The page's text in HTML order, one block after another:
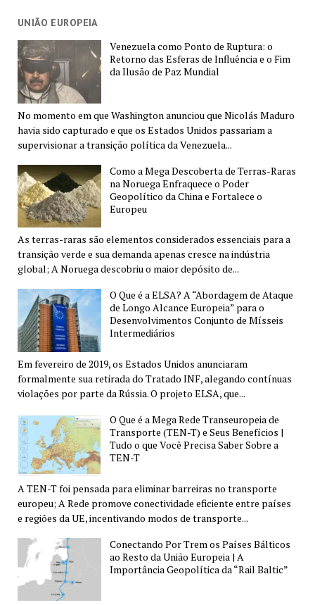
UNIÃO EUROPEIA
Venezuela como Ponto de Ruptura: o
Retorno das Esferas de Influência e o Fim
da Ilusão de Paz Mundial
No momento em que Washington anunciou que Nicolás Maduro
havia sido capturado e que os Estados Unidos passariam a
supervisionar a transição política da Venezuela...
Como a Mega Descoberta de Terras-Raras
na Noruega Enfraquece o Poder
Geopolítico da China e Fortalece o
Europeu
As terras-raras são elementos considerados essenciais para a
transição verde e sua demanda apenas cresce na indústria
global; A Noruega descobriu o maior depósito de...
O Que é a ELSA? A “Abordagem de Ataque
de Longo Alcance Europeia” para o
Desenvolvimentos Conjunto de Mísseis
Intermediários
Em fevereiro de 2019, os Estados Unidos anunciaram
formalmente sua retirada do Tratado INF, alegando contínuas
violações por parte da Rússia. O projeto ELSA, que...
O Que é a Mega Rede Transeuropeia de
Transporte (TEN-T) e Seus Benefícios |
Tudo o que Você Precisa Saber Sobre a
TEN-T
A TEN-T foi pensada para eliminar barreiras no transporte
europeu; A Rede promove conectividade eficiente entre países
e regiões da UE, incentivando modos de transporte...
Conectando Por Trem os Países Bálticos
ao Resto da União Europeia | A
Importância Geopolítica da “Rail Baltic”